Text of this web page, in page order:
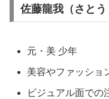
佐藤龍我（さとう
元・美 少年
美容やファッショ
ビジュアル面での